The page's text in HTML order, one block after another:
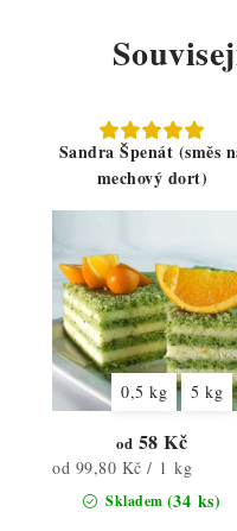
Sandra Špenát (směs
mechový dort)
0,5 kg 5 kg
Skladem (34 ks)
od 58 Kč
Měrná
cena:
od 99,80 Kč / 1 kg